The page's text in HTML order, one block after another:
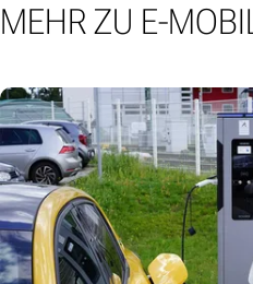
MEHR ZU E-